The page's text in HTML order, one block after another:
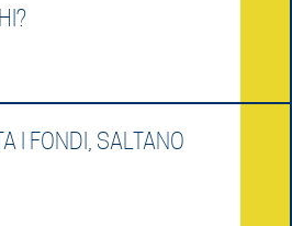
I FONDI, SALTANO